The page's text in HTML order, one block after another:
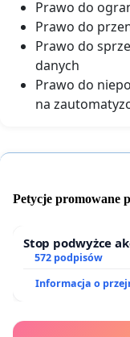
Prawo do
Prawo do
Prawo do
danych
Prawo do
na
Petycje promowane
Stop podwyżce
572 podpisów
Informacja o